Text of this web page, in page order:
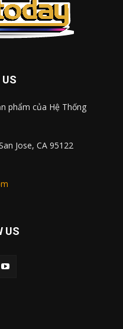
phẩm của Hệ Thống
Jose, CA 95122
US